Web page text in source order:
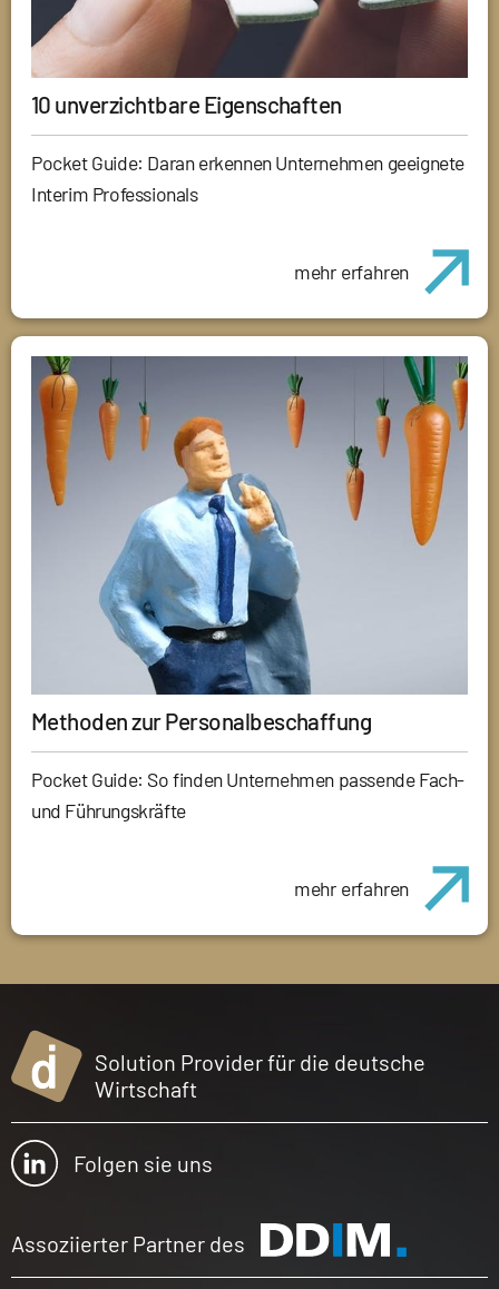
10 unverzichtbare Eigenschaften
Pocket Guide: Daran erkennen Unternehmen geeignete
Interim Professionals
mehr erfahren
Methoden zur Personalbeschaffung
Pocket Guide: So finden Unternehmen passende Fach-
und Führungskräfte
mehr erfahren
Solution Provider für die deutsche
Wirtschaft
Folgen sie uns
Assoziierter Partner des